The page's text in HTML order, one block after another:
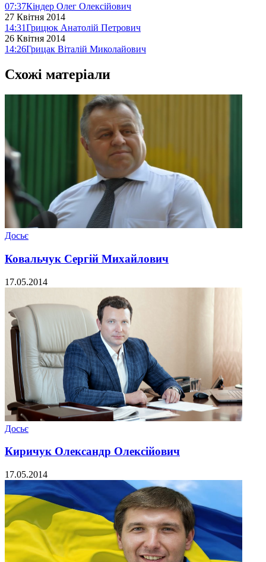
07:37Кіндер Олег Олексійович
27 Квітня 2014
14:31Грицюк Анатолій Петрович
26 Квітня 2014
14:26Грицак Віталій Миколайович
Схожі матеріали
Досьє
Ковальчук Сергій Михайлович
17.05.2014
Досьє
Киричук Олександр Олексійович
17.05.2014